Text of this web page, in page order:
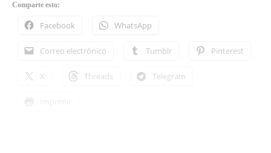
Comparte esto:
Facebook WhatsApp
Correo electrónico Tumblr Pinterest
X Threads Telegram